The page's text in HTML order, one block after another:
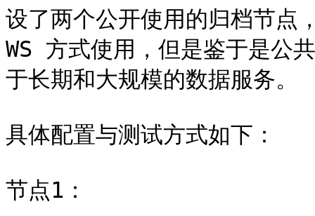
设了两个公开使用的归档节点
WS 方式使用，但是鉴于是公
于长期和大规模的数据服务。
具体配置与测试方式如下：
节点1：